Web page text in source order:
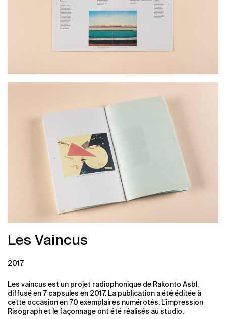
Les Vaincus
2017
Les vaincus est un projet radiophonique de Rakonto Asbl,
diffusé en 7 capsules en 2017. La publication a été éditée à
cette occasion en 70 exemplaires numérotés. L’impression
Risograph et le façonnage ont été réalisés au studio.